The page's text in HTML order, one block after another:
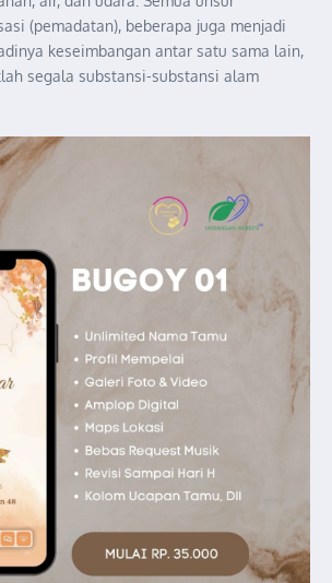
(pemadatan), beberapa juga menjadi
keseimbangan antar satu sama lain,
segala substansi-substansi alam